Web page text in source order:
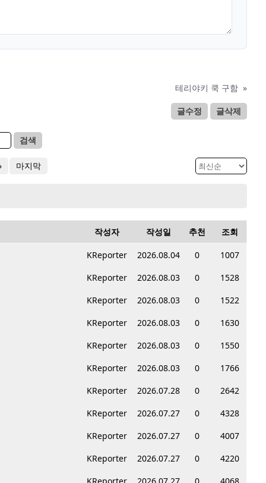
테리야키 쿡 구함 »
글수정 글삭제
검색
마지막
작성자 작성일 추천 조회
KReporter 2026.08.04 0
1007
KReporter
2026.08.03 0
1528
KReporter
2026.08.03 0
1522
KReporter
2026.08.03 0
1630
KReporter
2026.08.03 0
1550
KReporter
2026.08.03 0
1766
KReporter
2026.07.28 0
2642
KReporter
2026.07.27 0
4328
KReporter
2026.07.27 0
4007
KReporter
2026.07.27 0
4220